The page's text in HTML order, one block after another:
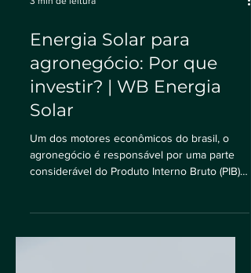
3 min de leitura
Energia Solar para
agronegócio: Por que
investir? | WB Energia
Solar
brasileiro e...